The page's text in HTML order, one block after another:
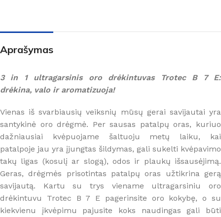
Aprašymas
3 in 1 ultragarsinis oro drėkintuvas Trotec B 7 E:
drėkina, valo ir aromatizuoja!
Vienas iš svarbiausių veiksnių mūsų gerai savijautai yra
santykinė oro drėgmė. Per sausas patalpų oras, kuriuo
dažniausiai kvėpuojame šaltuoju metų laiku, kai
patalpoje jau yra įjungtas šildymas, gali sukelti kvėpavimo
takų ligas (kosulį ar slogą), odos ir plaukų išsausėjimą.
Geras, drėgmės prisotintas patalpų oras užtikrina gerą
savijautą. Kartu su trys viename ultragarsiniu oro
drėkintuvu Trotec B 7 E pagerinsite oro kokybę, o su
kiekvienu įkvėpimu pajusite koks naudingas gali būti